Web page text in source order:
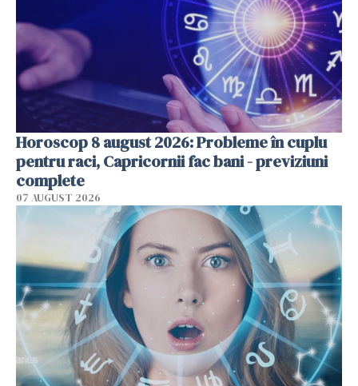
Horoscop 8 august 2026: Probleme în cuplu
pentru raci, Capricornii fac bani - previziuni
complete
07 AUGUST 2026